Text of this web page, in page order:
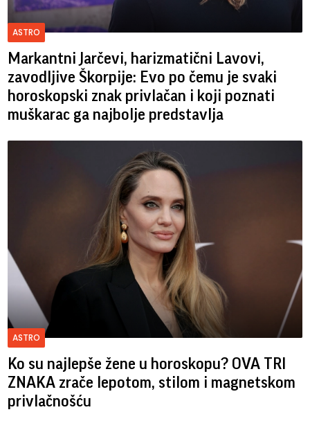
ASTRO
Markantni Jarčevi, harizmatični Lavovi,
zavodljive Škorpije: Evo po čemu je svaki
horoskopski znak privlačan i koji poznati
muškarac ga najbolje predstavlja
ASTRO
Ko su najlepše žene u horoskopu? OVA TRI
ZNAKA zrače lepotom, stilom i magnetskom
privlačnošću